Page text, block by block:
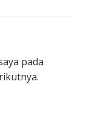
pada